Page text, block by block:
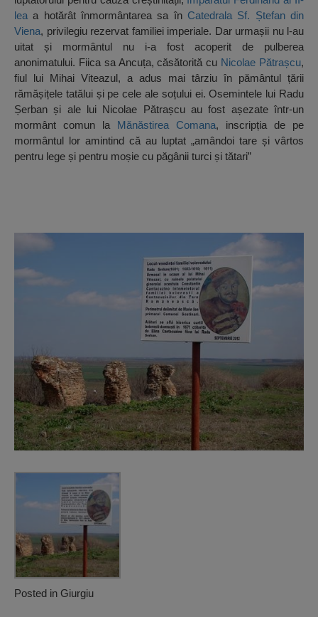
lea a hotărât înmormântarea sa în Catedrala Sf. Ștefan din
Viena, privilegiu rezervat familiei imperiale. Dar urmașii nu l-au
uitat și mormântul nu i-a fost acoperit de pulberea
anonimatului. Fiica sa Ancuța, căsătorită cu Nicolae Pătrașcu,
fiul lui Mihai Viteazul, a adus mai târziu în pământul țării
rămășițele tatălui și pe cele ale soțului ei. Osemintele lui Radu
Șerban și ale lui Nicolae Pătrașcu au fost așezate într-un
mormânt comun la Mănăstirea Comana, inscripția de pe
mormântul lor amintind că au luptat „amândoi tare și vârtos
pentru lege și pentru moșie cu păgânii turci și tătari”
Posted in Giurgiu